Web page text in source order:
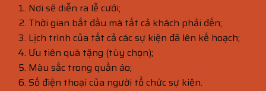
Nơi sẽ diễn ra lễ cưới;
Thời gian bắt đầu mà tất cả khách phải đến;
Lịch trình của tất cả các sự kiện đã lên kế hoạch;
Ưu tiên quà tặng (tùy chọn);
Màu sắc trong quần áo;
Số điện thoại của người tổ chức sự kiện.